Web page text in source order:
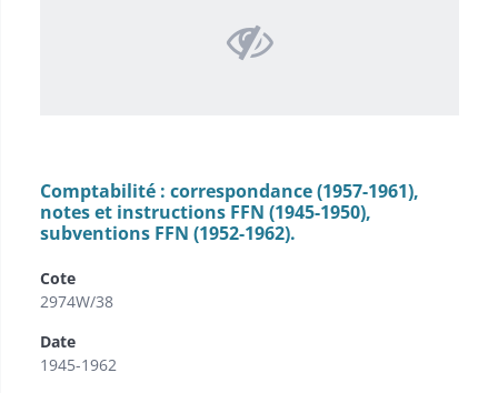
Comptabilité : correspondance (1957-1961),
notes et instructions FFN (1945-1950),
subventions FFN (1952-1962).
Cote
2974W/38
Date
1945-1962